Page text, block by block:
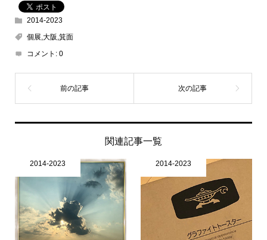
2014-2023
個展,大阪,箕面
コメント: 0
関連記事一覧
2014-2023 2014-2023